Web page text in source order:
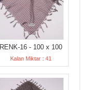
RENK-16 - 100 x 100
Kalan Miktar : 41